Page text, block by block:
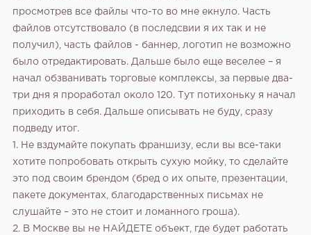
просмотрев все файлы что-то во мне екнуло. Часть
файлов отсутствовало (в последсвии я их так и не
получил), часть файлов - баннер, логотип не возможно
было отредактировать. Дальше было еще веселее – я
начал обзванивать торговые комплексы, за первые два-
три дня я проработал около 120. Тут потихоньку я начал
приходить в себя. Дальше описывать не буду, сразу
подведу итог.
1. Не вздумайте покупать франшизу, если вы все-таки
хотите попробовать открыть сухую мойку, то сделайте
это под своим брендом (бред о их опыте, презентации,
пакете документах, благодарственных письмах не
слушайте – это не стоит и ломанного гроша).
2. В Москве вы не НАЙДЕТЕ объект, где будет работать